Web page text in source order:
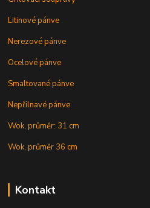
Litinové pánve
Nerezové pánve
Ocelové pánve
Smaltované pánve
Nepřilnavé pánve
Wok, průměr: 31 cm
Wok, průměr 36 cm
Kontakt